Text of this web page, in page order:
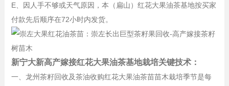
E、因人手不够或天气原因，本（扁山）红花大果油茶基地按买家
付款先后顺序在72小时内发货。
新宁大新高产嫁接红花大果油茶基地栽培关键技术：
一、龙州茶籽回收及茶油收购红花大果油茶苗苗木栽培季节是每